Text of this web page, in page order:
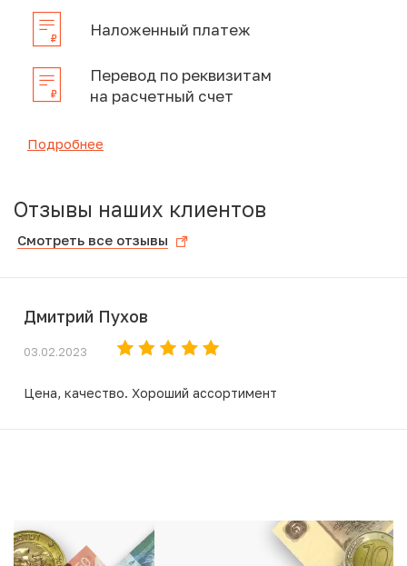
Наложенный платеж
Перевод по реквизитам
на расчетный счет
Подробнее
Отзывы наших клиентов
Смотреть все отзывы
Дмитрий Пухов
03.02.2023
Цена, качество. Хороший ассортимент